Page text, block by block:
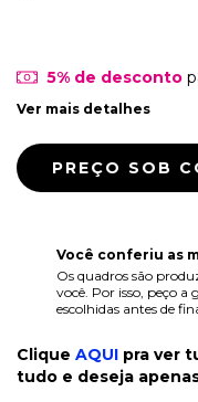
5% de desconto
Ver mais detalhes
Você conferiu as
Os quadros são
você. Por isso, peço
escolhidas antes de
Clique AQUI pra ver
tudo e deseja